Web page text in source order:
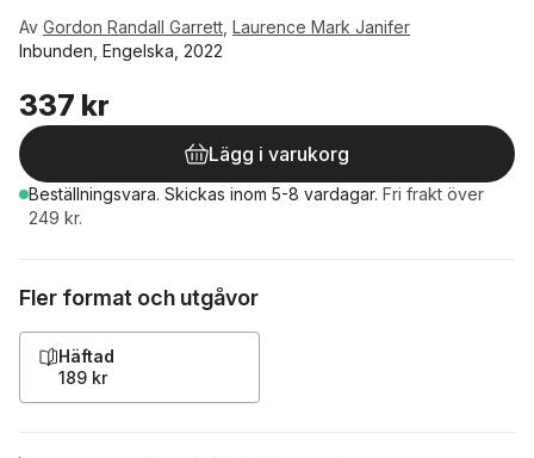
Av Gordon Randall Garrett Laurence Mark Janifer
Inbunden, Engelska, 2022
337 kr
Lägg i varukorg
Beställningsvara. Skickas inom 5-8 vardagar. Fri frakt över
249 kr.
Fler format och utgåvor
Häftad
189 kr